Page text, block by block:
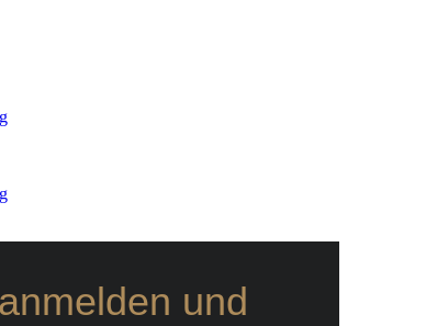
und